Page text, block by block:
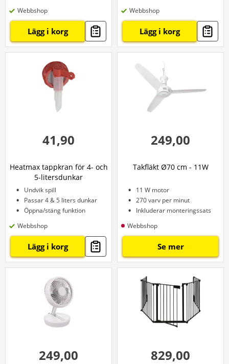
Webbshop
Lägg i korg
Webbshop
Lägg i korg
41,90
Heatmax tappkran för 4- och
5-litersdunkar
Undvik spill
Passar 4 & 5 liters dunkar
Öppna/stäng funktion
Webbshop
Lägg i korg
249,00
Takfläkt Ø70 cm - 11W
11 W motor
270 varv per minut
Inkluderar monteringssats
Webbshop
Se mer
249,00 829,00